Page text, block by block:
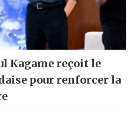
Kagame reçoit le
pour renforcer la